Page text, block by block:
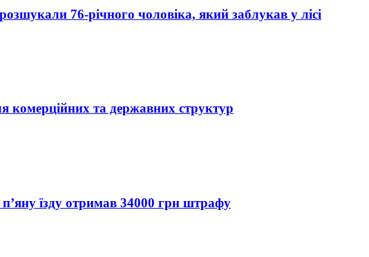
76-річного чоловіка, який заблукав у лісі
комерційних та державних структур
їзду отримав 34000 грн штрафу